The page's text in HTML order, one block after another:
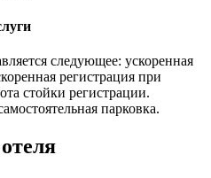
следующее: ускоренная
регистрация при
стойки регистрации.
парковка.